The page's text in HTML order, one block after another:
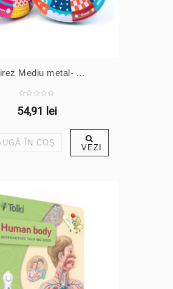
Mediu metal- ...
54,91 lei
ÎN COŞ VEZI